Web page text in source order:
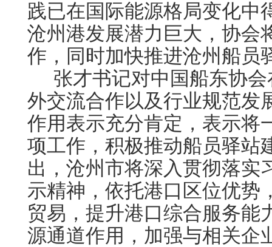
践已在国际能源格局变化中
沧州港发展潜力巨大，协会
作，同时加快推进沧州船员
张才书记对中国船东协
外交流合作以及行业规范发
作用表示充分肯定，表示将
项工作，积极推动船员驿站
出，沧州市将深入贯彻落实
示精神，依托港口区位优势
贸易，提升港口综合服务能
源通道作用，加强与相关企